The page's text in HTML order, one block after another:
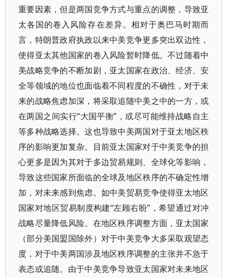
重要因素，但是两国竞争方式与重点的调整，导致亚
太各国的卷入风险存在差异。相对于奥巴马时期而
言，特朗普政府执政以来中美竞争更多突出双边性，
使得亚太其他国家的卷入风险暂时降低。不过随着中
美战略竞争的不断加剧，亚太国家在政治、经济、安
全等领域的地位也面临着不同程度的不确性，对于未
来的战略焦虑加深，将采取追随中美之中的一方，或
在两国之间实行“大国平衡”，或尽可能维持战略自主
等多种战略选择。这也导致中美两国对于亚太地区秩
序的影响更加复杂。目前亚太国家对于中美竞争的担
心更多是因为其对于多边贸易规则、全球化等影响，
导致这些国家所面临的全球及地区秩序的不确定性增
加，对未来感到焦虑。如中美贸易竞争使得亚太地区
国家对地区贸易制度构建“左顾右盼”，希望通过对冲
战略尽量降低风险。在地区秩序调整方面，亚太国家
（部分美国盟国除外）对于中美竞争大多采取观望态
度，对于中美两国涉及地区秩序调整的主张并不急于
表态或追随。由于中美竞争导致亚太国家对未来地区